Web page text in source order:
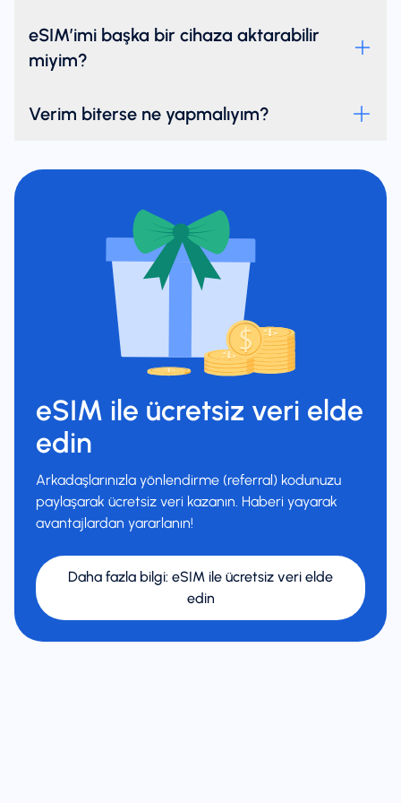
eSIM’imi başka bir cihaza aktarabilir
miyim?
Verim biterse ne yapmalıyım?
eSIM ile ücretsiz veri elde
edin
Arkadaşlarınızla yönlendirme (referral) kodunuzu
paylaşarak ücretsiz veri kazanın. Haberi yayarak
avantajlardan yararlanın!
Daha fazla bilgi: eSIM ile ücretsiz veri elde
edin